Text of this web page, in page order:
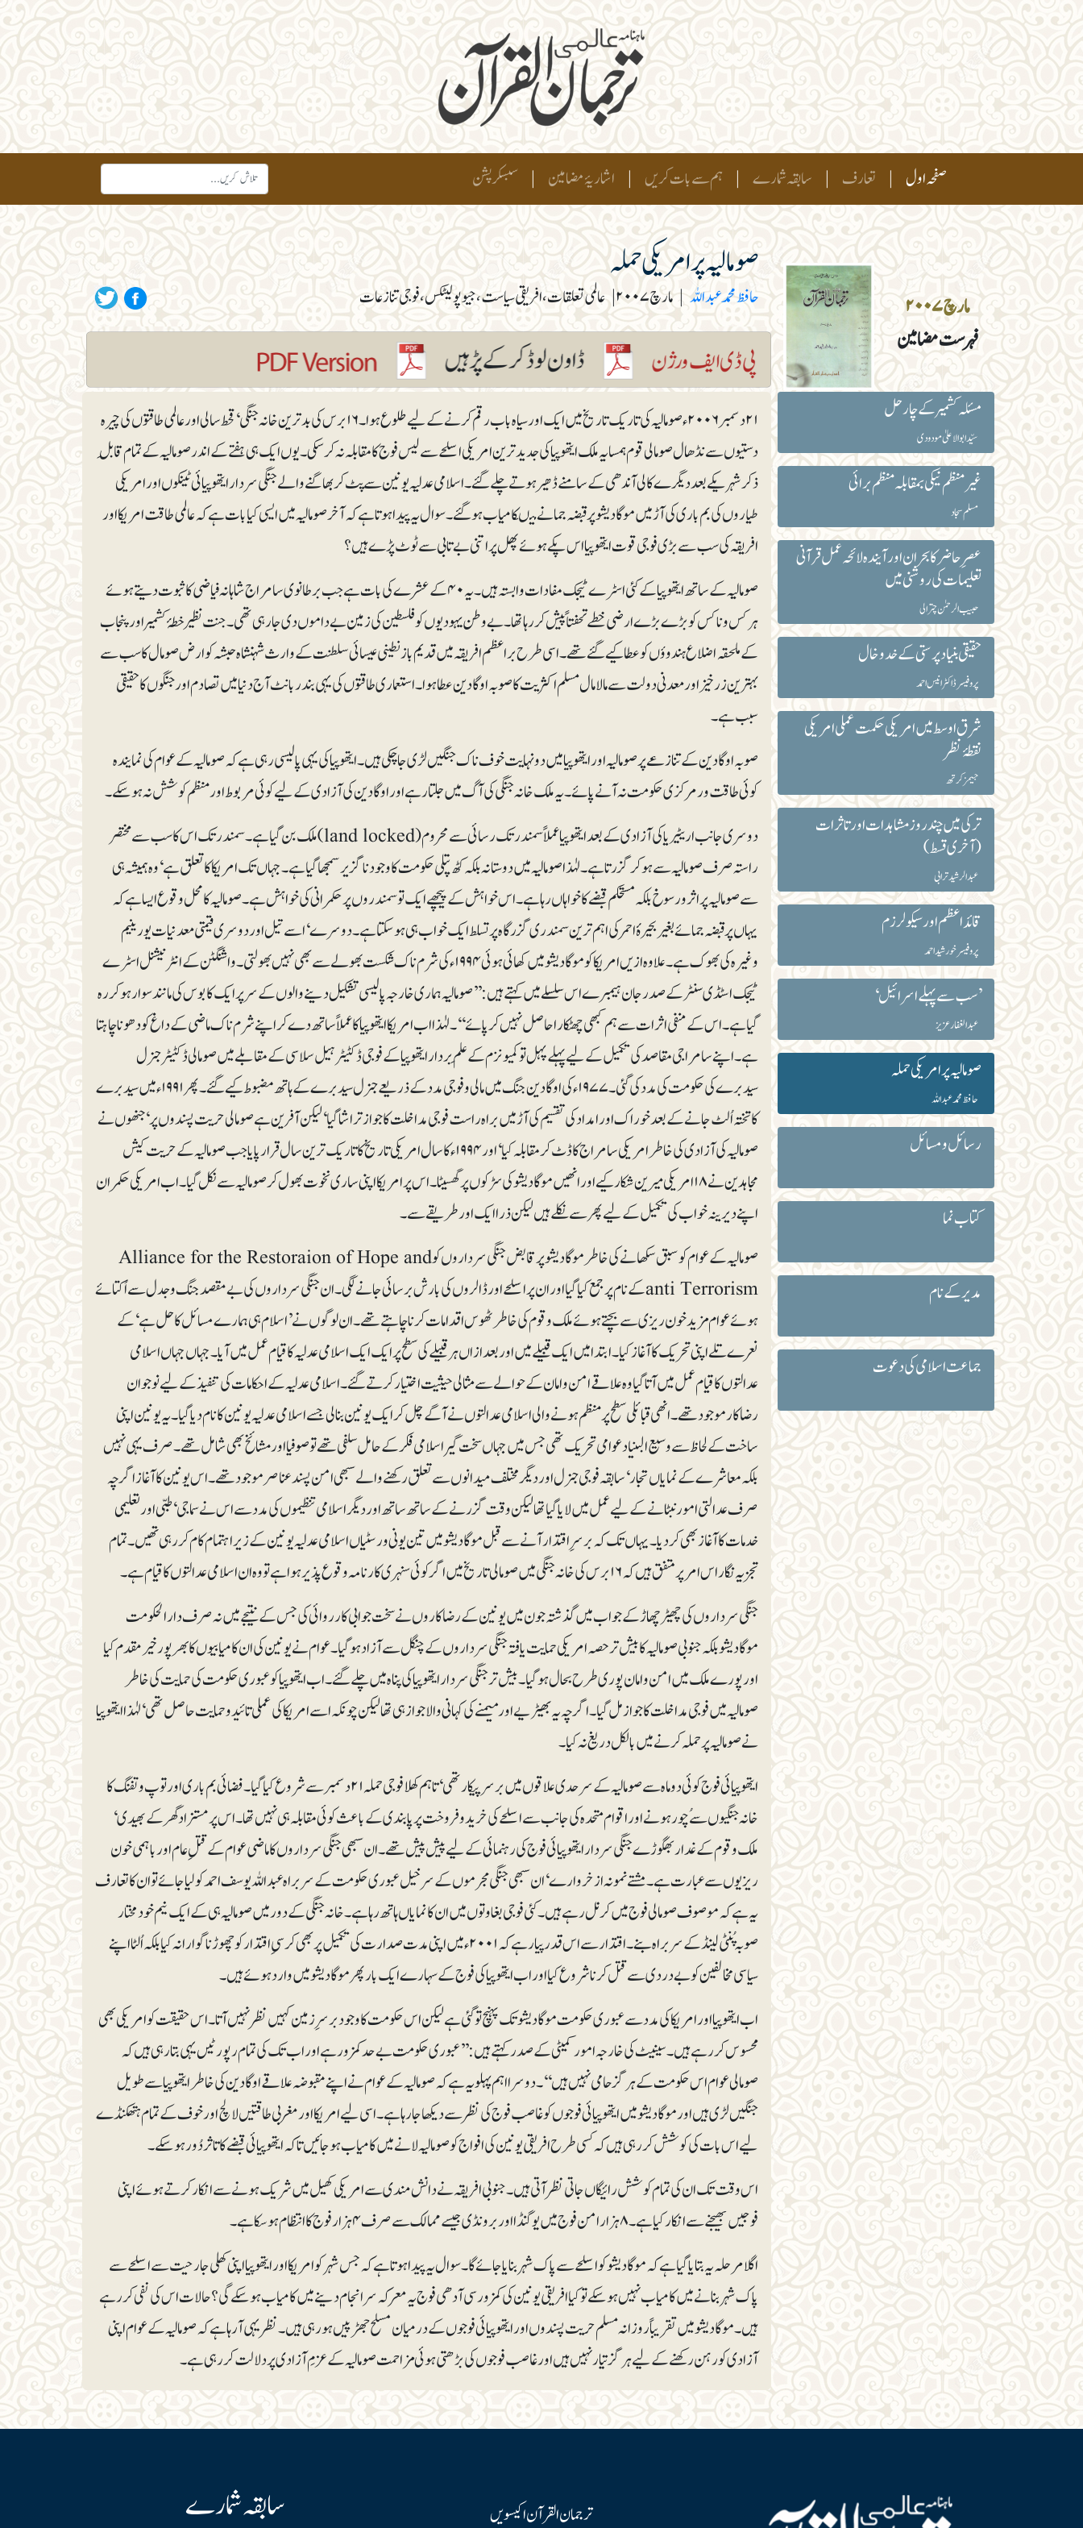
صفحہ اول | تعارف | سابقہ شمارے | ہم سے بات کریں | اشاریۂ مضامین | سبسکرپشن
مارچ۲۰۰۷
فہرست مضامین
صومالیہ پر امریکی حملہ
حافظ محمد عبداللہ | مارچ۲۰۰۷ | عالمی تعلقات، افریقی سیاست، جیو پولیٹکس، فوجی تنازعات
مسئلہ کشمیر کے چار حل
سیّد ابوالاعلیٰ مودودی
غیرمنظم نیکی بمقابلہ منظم برائی
مسلم سجاد
عصرِ حاضر کا بحران اور آیندہ لائحہ عمل قرآنی
تعلیمات کی روشنی میں
حبیب الرحمٰن چترالی
حقیقی بنیاد پرستی کے خدوخال
پروفیسر ڈاکٹر انیس احمد
شرق اوسط میں امریکی حکمت عملی امریکی
نقطۂ نظر
جیمز کرتھ
ترکی میں چند روز مشاہدات اور تاثرات
(آخری قسط)
عبدالرشید ترابی
قائداعظم اور سیکولرزم
پروفیسر خورشید احمد
’سب سے پہلے اسرائیل‘
عبد الغفار عزیز
صومالیہ پر امریکی حملہ
حافظ محمد عبداللہ
رسائل و مسائل
کتاب نما
مدیر کے نام
جماعت اسلامی کی دعوت
۲۱ دسمبر ۲۰۰۶ء صومالیہ کی تاریک تاریخ میں ایک اورسیاہ باب رقم کرنے کے لیے طلوع ہوا۔ ۱۶برس کی بدترین خانہ جنگی‘ قحط سالی اور عالمی طاقتوں کی چیرہ
دستیوں سے نڈھال صومالی قوم ہمسایہ ملک ایتھوپیا کی جدید ترین امریکی اسلحے سے لیس فوج کا مقابلہ نہ کرسکی۔ یوں ایک ہی ہفتے کے اندر صومالیہ کے تمام قابلِ
ذکر شہر یکے بعد دیگرے کالی آندھی کے سامنے ڈھیر ہوتے چلے گئے۔ اسلامی عدلیہ یونین سے پٹ کر بھاگنے والے جنگی سردار ایتھوپیائی ٹینکوں اور امریکی
طیاروں کی بم باری کی آڑ میں موگادیشو پر قبضہ جمانے میںکامیاب ہوگئے۔ سوال یہ پیدا ہوتا ہے کہ آخر صومالیہ میں ایسی کیا بات ہے کہ عالمی طاقت امریکا اور
افریقہ کی سب سے بڑی فوجی قوت ایتھوپیا اس پکے ہوئے پھل پر اتنی بے تابی سے ٹوٹ پڑے ہیں؟
صومالیہ کے ساتھ ایتھوپیا کے کئی اسٹرے ٹیجک مفادات وابستہ ہیں۔ یہ ۴۰ کے عشرے کی بات ہے جب برطانوی سامراج شاہانہ فیاضی کا ثبوت دیتے ہوئے
ہرکس و ناکس کو بڑے بڑے ارضی خطے تحفتاً پیش کر رہا تھا۔ بے وطن یہودیوں کو فلسطین کی زمین بے داموں دی جارہی تھی۔ جنت نظیر خطۂ کشمیر اور پنجاب
کے ملحقہ اضلاع ہندوؤں کو عطا کیے گئے تھے۔ اسی طرح براعظم افریقہ میں قدیم بازنطینی عیسائی سلطنت کے وارث شہنشاہ حبشہ کو ارض صومال کا سب سے
بہترین زرخیز اور معدنی دولت سے مالامال مسلم اکثریت کا صوبہ اوگادین عطا ہوا۔ استعماری طاقتوں کی یہی بندربانٹ آج دنیا میں تصادم اور جنگوں کا حقیقی
سبب ہے۔
صوبہ اوگادین کے تنازعے پر صومالیہ اور ایتھوپیا میں دو نہایت خوف ناک جنگیں لڑی جاچکی ہیں۔ ایتھوپیا کی یہی پالیسی رہی ہے کہ صومالیہ کے عوام کی نمایندہ
کوئی طاقت ور مرکزی حکومت نہ آنے پائے۔ یہ ملک خانہ جنگی کی آگ میں جلتا رہے اور اوگادین کی آزادی کے لیے کوئی مربوط اور منظم کوشش نہ ہوسکے۔
دوسری جانب اریٹیریا کی آزادی کے بعد ایتھوپیا عملاً سمندر تک رسائی سے محروم (land locked) ملک بن گیا ہے۔ سمندر تک اس کا سب سے مختصر
راستہ صرف صومالیہ سے ہوکر گزرتا ہے۔ لہٰذا صومالیہ میں دوستانہ بلکہ کٹھ پتلی حکومت کا وجود ناگزیر سمجھا گیا ہے۔ جہاں تک امریکا کا تعلق ہے‘ وہ ہمیشہ ہی
سے صومالیہ پر اثرورسوخ بلکہ مستحکم قبضے کا خواہاں رہا ہے۔ اس خواہش کے پیچھے ایک تو سمندروں پر حکمرانی کی خواہش ہے۔ صومالیہ کا محل وقوع ایسا ہے کہ
یہاں پر قبضہ جمائے بغیر بحیرۂ احمر کی اہم ترین سمندری گزرگاہ پر تسلط ایک خواب ہی ہوسکتا ہے۔ دوسرے‘ اسے تیل اور دوسری قیمتی معدنیات یورینیم
وغیرہ کی بھوک ہے۔ علاوہ ازیں امریکا کو موگادیشو میں کھائی ہوئی ۱۹۹۴ء کی شرم ناک شکست بھولے سے بھی نہیں بھولتی۔ واشنگٹن کے انٹرنیشنل اسٹرے
ٹیجک اسٹڈی سنٹر کے صدر جان ہیمبرے اس سلسلے میں کہتے ہیں: ’’صومالیہ ہماری خارجہ پالیسی تشکیل دینے والوں کے سر پر ایک کابوس کی مانند سوار ہوکر رہ
گیا ہے۔ اس کے منفی اثرات سے ہم کبھی چھٹکارا حاصل نہیں کرپائے‘‘۔ لہٰذا اب امریکا ایتھوپیا کا عملاً ساتھ دے کر اپنے شرم ناک ماضی کے داغ کو دھونا چاہتا
ہے۔ اپنے سامراجی مقاصد کی تکمیل کے لیے پہلے پہل تو کمیونزم کے علَم بردار ایتھوپیا کے فوجی ڈکٹیٹر ہیل سلاسی کے مقابلے میں صومالی ڈکٹیٹر جنرل
سیدبرے کی حکومت کی مدد کی گئی۔ ۱۹۷۷ء کی اوگادین جنگ میں مالی و فوجی مدد کے ذریعے جنرل سیدبرے کے ہاتھ مضبوط کیے گئے۔ پھر ۱۹۹۱ء میں سیدبرے
کا تختہ اُلٹ جانے کے بعد خوراک اور امداد کی تقسیم کی آڑ میں براہ راست فوجی مداخلت کا جواز تراشا گیا‘ لیکن آفرین ہے صومالی حریت پسندوں پر‘ جنھوں نے
صومالیہ کی آزادی کی خاطر امریکی سامراج کا ڈٹ کر مقابلہ کیا‘ اور ۱۹۹۴ء کا سال امریکی تاریخ کا تاریک ترین سال قرار پایا جب صومالیہ کے حریت کیش
مجاہدین نے ۱۸امریکی میرین شکار کیے اور انھیں موگادیشو کی سڑکوں پر گھسیٹا۔ اس پر امریکا اپنی ساری نخوت بھول کر صومالیہ سے نکل گیا۔ اب امریکی حکمران
اپنے دیرینہ خواب کی تکمیل کے لیے پھر سے نکلے ہیں لیکن ذرا ایک اور طریقے سے۔
صومالیہ کے عوام کو سبق سکھانے کی خاطر موگادیشو پر قابض جنگی سرداروں کو Alliance for the Restoraion of Hope and
anti Terrorismکے نام پر جمع کیاگیا اور ان پر اسلحے اور ڈالروں کی بارش برسائی جانے لگی۔ ان جنگی سرداروں کی بے مقصد جنگ و جدل سے اُکتائے
ہوئے عوام مزید خون ریزی سے بچتے ہوئے ملک و قوم کی خاطر ٹھوس اقدامات کرنا چاہتے تھے۔ ان لوگوں نے ’اسلام ہی ہمارے مسائل کا حل ہے‘ کے
نعرے تلے اپنی تحریک کا آغاز کیا۔ ابتدا میں ایک قبیلے میں اور بعدازاں ہر قبیلے کی سطح پر ایک ایک اسلامی عدلیہ کا قیام عمل میں آیا۔ جہاں جہاں اسلامی
عدالتوں کا قیام عمل میں آتا گیا وہ علاقے امن و امان کے حوالے سے مثالی حیثیت اختیار کرتے گئے۔ اسلامی عدلیہ کے احکامات کی تنفیذ کے لیے نوجوان
رضاکار موجود تھے۔ انھی قبائلی سطح پر منظم ہونے والی اسلامی عدالتوں نے آگے چل کر ایک یونین بنا لی جسے اسلامی عدلیہ یونین کا نام دیا گیا۔ یہ یونین اپنی
ساخت کے لحاظ سے وسیع البنیاد عوامی تحریک تھی جس میں جہاں سخت گیر اسلامی فکر کے حامل سلفی تھے تو صوفیا اور مشائخ بھی شامل تھے۔ صرف یہی نہیں
بلکہ معاشرے کے نمایاں تجار‘ سابقہ فوجی جنرل اور دیگر مختلف میدانوں سے تعلق رکھنے والے سبھی امن پسند عناصر موجود تھے۔ اس یونین کا آغاز اگرچہ
صرف عدالتی امور نبٹانے کے لیے عمل میں لایا گیا تھا لیکن وقت گزرنے کے ساتھ ساتھ اور دیگر اسلامی تنظیموں کی مدد سے اس نے سماجی‘ طبی اور تعلیمی
خدمات کا آغاز بھی کردیا۔ یہاں تک کہ برسرِاقتدار آنے سے قبل موگادیشو میں تین یونی ورسٹیاں اسلامی عدلیہ یونین کے زیراہتمام کام کر رہی تھیں۔تمام
تجزیہ نگار اس امر پر متفق ہیں کہ ۱۶ برس کی خانہ جنگی میں صومالی تاریخ میں اگر کوئی سنہری کارنامہ وقوع پذیر ہوا ہے تو وہ ان اسلامی عدالتوں کا قیام ہے۔
جنگی سرداروں کی چھیڑ چھاڑ کے جواب میں گذشتہ جون میں یونین کے رضاکاروں نے سخت جوابی کارروائی کی جس کے نتیجے میں نہ صرف دارالحکومت
موگادیشو بلکہ جنوبی صومالیہ کا بیش تر حصہ امریکی حمایت یافتہ جنگی سرداروں کے چنگل سے آزاد ہوگیا۔ عوام نے یونین کی ان کامیابیوں کا بھرپور خیرمقدم کیا
اور پورے ملک میں امن و امان پوری طرح بحال ہوگیا۔ بیش تر جنگی سردار ایتھوپیا کی پناہ میں چلے گئے۔ اب ایتھوپیا کو عبوری حکومت کی حمایت کی خاطر
صومالیہ میں فوجی مداخلت کا جواز مل گیا۔ اگرچہ یہ بھیڑیے اور میمنے کی کہانی والا جواز ہی تھا لیکن چونکہ اسے امریکا کی عملی تائیدو حمایت حاصل تھی‘ لہٰذا ایتھوپیا
نے صومالیہ پرحملہ کرنے میں بالکل دریغ نہ کیا۔
ایتھوپیائی فوج کوئی دو ماہ سے صومالیہ کے سرحدی علاقوں میں برسرپیکار تھی‘ تاہم کھلا فوجی حملہ ۲۱دسمبر سے شروع کیا گیا۔ فضائی بم باری اور توپ و تفنگ کا
خانہ جنگیوں سے ُچور ہونے اور اقوام متحدہ کی جانب سے اسلحے کی خرید و فروخت پر پابندی کے باعث کوئی مقابلہ ہی نہیں تھا۔ اس پر مستزاد گھر کے بھیدی‘
ملک و قوم کے غدار بھگوڑے جنگی سردار ایتھوپیائی فوج کی رہنمائی کے لیے پیش پیش تھے۔ ان سبھی جنگی سرداروں کا ماضی عوام کے قتلِ عام اور باہمی خون
ریزیوں سے عبارت ہے۔ مشتے نمونہ از خروارے‘ ان سبھی جنگی مجرموں کے سرخیل عبوری حکومت کے سربراہ عبداللہ یوسف احمد کو لیا جائے تو ان کا تعارف
یہ ہے کہ موصوف صومالی فوج میں کرنل رہے ہیں۔ کئی فوجی بغاوتوں میں ان کا نمایاں ہاتھ رہا ہے۔ خانہ جنگی کے دور میں صومالیہ ہی کے ایک نیم خودمختار
صوبہ پُنٹی لینڈ کے سربراہ بنے۔ اقتدار سے اس قدر پیار ہے کہ ۲۰۰۱ء میں اپنی مدت صدارت کی تکمیل پر بھی کرسیِ اقتدار کو چھوڑنا گوارا نہ کیا بلکہ اُلٹا اپنے
سیاسی مخالفین کو بے دردی سے قتل کرنا شروع کیا اور اب ایتھوپیا کی فوج کے سہارے ایک بار پھر موگادیشو میں وارد ہوئے ہیں۔
اب ایتھوپیا اور امریکا کی مدد سے عبوری حکومت موگادیشو تک پہنچ تو گئی ہے لیکن اس حکومت کا وجود برسرِزمین کہیں نظر نہیں آتا۔ اس حقیقت کو امریکی بھی
محسوس کررہے ہیں۔ سینیٹ کی خارجہ امور کمیٹی کے صدر کہتے ہیں: ’’عبوری حکومت بے حد کمزور ہے اور اب تک کی تمام رپورٹیں یہی بتا رہی ہیں کہ
صومالی عوام اس حکومت کے ہرگز حامی نہیں ہیں‘‘۔ دوسرا اہم پہلو یہ ہے کہ صومالیہ کے عوام نے اپنے مقبوضہ علاقے اوگادین کی خاطر ایتھوپیا سے طویل
جنگیں لڑی ہیں اور موگادیشو میں ایتھوپیائی فوجوں کو غاصب فوج کی نظر سے دیکھا جارہا ہے۔ اسی لیے امریکا اور مغربی طاقتیں لالچ اور خوف کے تمام ہتھکنڈے
لیے اس بات کی کوشش کر رہی ہیں کہ کسی طرح افریقی یونین کی افواج کو صومالیہ لانے میں کامیاب ہوجائیں تاکہ ایتھوپیائی قبضے کا تاثر دُور ہوسکے۔
اس وقت تک ان کی تمام کوشش رائیگاں جاتی نظر آتی ہیں۔جنوبی افریقہ نے دانش مندی سے امریکی کھیل میں شریک ہونے سے انکار کرتے ہوئے اپنی
فوجیں بھیجنے سے انکار کیا ہے۔ ۸ہزار امن فوج میں یوگنڈا اور برونڈی جیسے ممالک سے صرف ۴ہزار فوج کا انتظام ہوسکا ہے۔
اگلا مرحلہ یہ بتایا گیا ہے کہ موگادیشو کو اسلحے سے پاک شہر بنایا جائے گا۔ سوال یہ پیدا ہوتا ہے کہ جس شہر کو امریکا اور ایتھوپیا اپنی کھلی جارحیت سے اسلحے سے
پاک شہر بنانے میں کامیاب نہیں ہوسکے تو کیا افریقی یونین کی کمزور سی آدھی فوج یہ معرکہ سرانجام دینے میں کامیاب ہوسکے گی؟ حالات اس کی نفی کر رہے
ہیں۔ موگادیشو میں تقریباً روزانہ مسلم حریت پسندوں اور ایتھوپیائی فوجوں کے درمیان مسلح جھڑپیں ہورہی ہیں۔ نظر یہی آرہا ہے کہ صومالیہ کے عوام اپنی
آزادی کو رہن رکھنے کے لیے ہرگزتیار نہیں ہیں اور غاصب فوجوں کی بڑھتی ہوئی مزاحمت صومالیہ کے عزمِ آزادی پر دلالت کر رہی ہے۔
ترجمان القرآن اکیسویں سابقہ شمارے